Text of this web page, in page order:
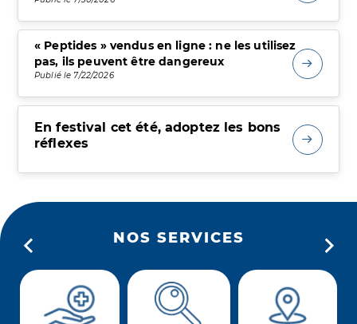
« Peptides » vendus en ligne : ne les utilisez
pas, ils peuvent être dangereux
Publié le 7/22/2026
En festival cet été, adoptez les bons
réflexes
NOS SERVICES
Précedent